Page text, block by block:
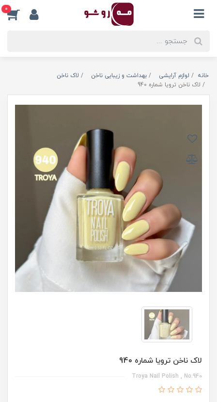
0
خانه لوازم آرایشی بهداشت و زیبایی ناخن
لاک ناخن
لاک ناخن ترویا شماره 940
لاک ناخن ترویا شماره 940
Troya Nail Polish , No:940